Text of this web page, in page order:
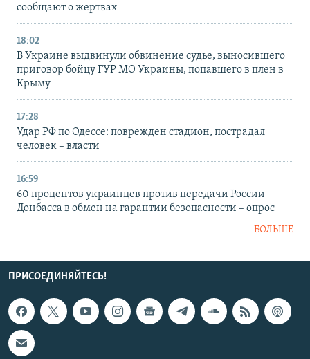
сообщают о жертвах
18:02
В Украине выдвинули обвинение судье, выносившего
приговор бойцу ГУР МО Украины, попавшего в плен в
Крыму
17:28
Удар РФ по Одессе: поврежден стадион, пострадал
человек – власти
16:59
60 процентов украинцев против передачи России
Донбасса в обмен на гарантии безопасности – опрос
БОЛЬШЕ
ПРИСОЕДИНЯЙТЕСЬ!